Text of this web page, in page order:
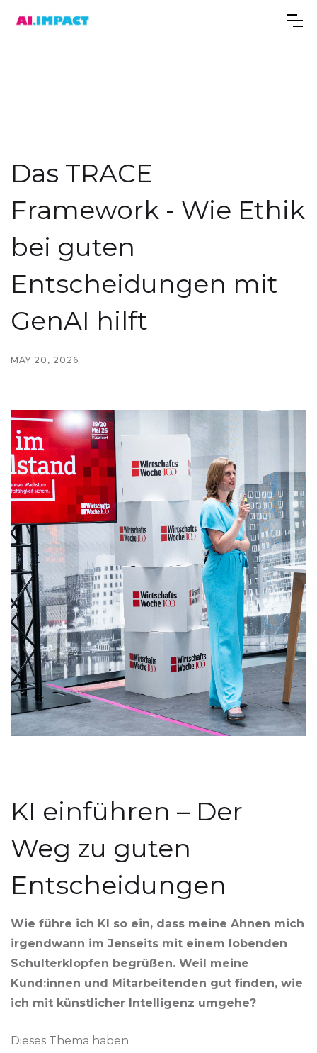
Das TRACE
Framework - Wie Ethik
bei guten
Entscheidungen mit
GenAI hilft
MAY 20, 2026
KI einführen – Der
Weg zu guten
Entscheidungen
Wie führe ich KI so ein, dass meine Ahnen mich
irgendwann im Jenseits mit einem lobenden
Schulterklopfen begrüßen. Weil meine
Kund:innen und Mitarbeitenden gut finden, wie
ich mit künstlicher Intelligenz umgehe?
Dieses Thema haben